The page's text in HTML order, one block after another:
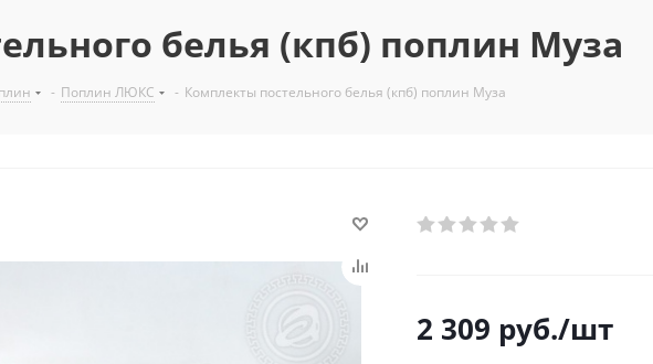
белья (кпб) поплин Муза
- Поплин ЛЮКС - Комплекты постельного белья (кпб) поплин Муза
2 309 руб./шт